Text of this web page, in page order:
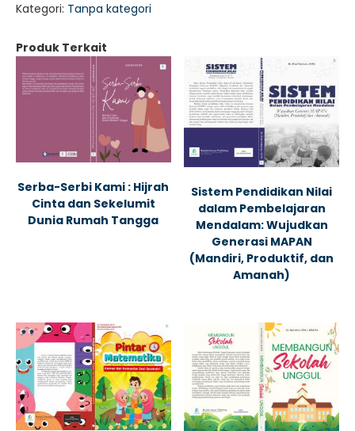
Kategori: Tanpa kategori
Produk Terkait
Serba-Serbi Kami : Hijrah
Cinta dan Sekelumit
Dunia Rumah Tangga
Sistem Pendidikan Nilai
dalam Pembelajaran
Mendalam: Wujudkan
Generasi MAPAN
(Mandiri, Produktif, dan
Amanah)